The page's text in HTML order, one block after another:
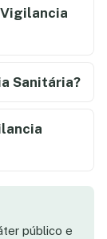
Vigilancia
Sanitária?
público e